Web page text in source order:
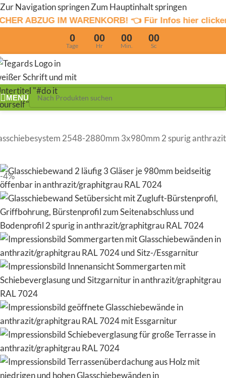
Zur Navigation springenZum Hauptinhalt springen
WARENKORB! 👈 Für Infos hier clicken4%
0
Tage
00
Hr
00
Min.
00
Sc
MENÜ
2548-2880mm 3x980mm 2 spurig anthrazit
-4%